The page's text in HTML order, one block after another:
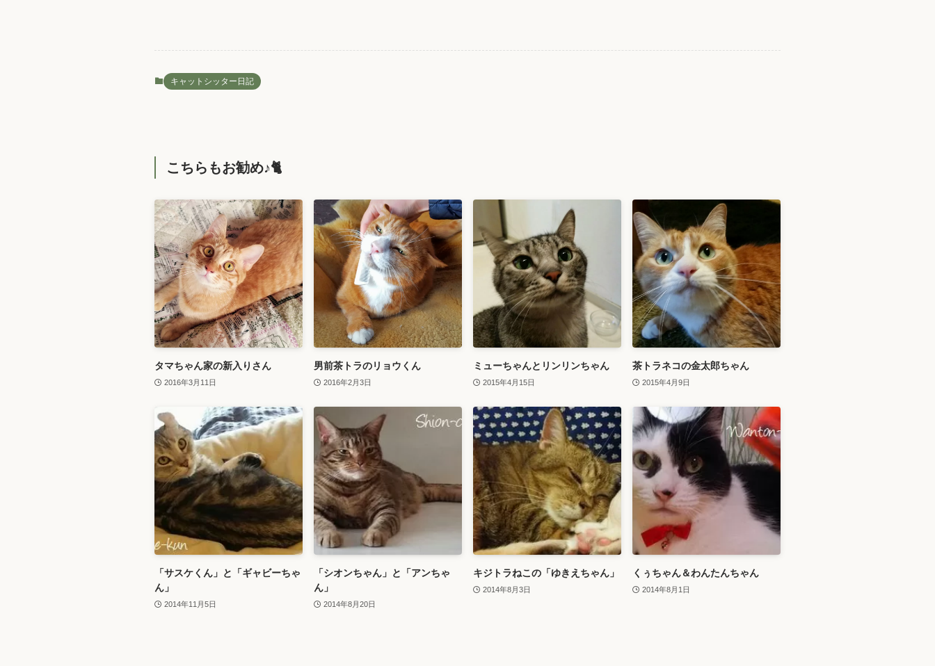
キャットシッター日記
こちらもお勧め♪🐈️
タマちゃん家の新入りさん
2016年3月11日
男前茶トラのリョウくん
2016年2月3日
ミューちゃんとリンリンちゃん
2015年4月15日
茶トラネコの金太郎ちゃん
2015年4月9日
「サスケくん」と「ギャビーちゃ
ん」
2014年11月5日
「シオンちゃん」と「アンちゃ
ん」
2014年8月20日
キジトラねこの「ゆきえちゃん」
2014年8月3日
くぅちゃん＆わんたんちゃん
2014年8月1日